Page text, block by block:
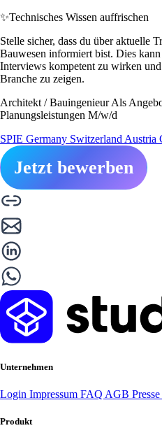
✨Technisches Wissen auffrischen
Stelle sicher, dass du über aktuelle
Bauwesen informiert bist. Dies
Interviews kompetent zu wirken
Branche zu zeigen.
Architekt / Bauingenieur Als
Planungsleistungen M/w/d
SPIE Germany Switzerland Austria
Jetzt bewerben
Unternehmen
Login Impressum FAQ AGB Presse
Produkt